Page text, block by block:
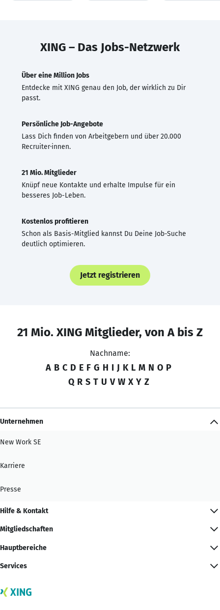
XING – Das Jobs-Netzwerk
Über eine Million Jobs
Entdecke mit XING genau den Job, der wirklich zu Dir
passt.
Persönliche Job-Angebote
Lass Dich finden von Arbeitgebern und über 20.000
Recruiter·innen.
21 Mio. Mitglieder
Knüpf neue Kontakte und erhalte Impulse für ein
besseres Job-Leben.
Kostenlos profitieren
Schon als Basis-Mitglied kannst Du Deine Job-Suche
deutlich optimieren.
Jetzt registrieren
21 Mio. XING Mitglieder, von A bis Z
Nachname:
A B C D E F G H I J K L M N O P
Q R S T U V W X Y Z
Unternehmen
New Work SE
Karriere
Presse
Hilfe & Kontakt
Mitgliedschaften
Hauptbereiche
Services